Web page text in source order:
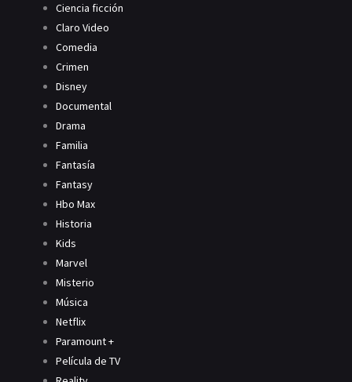
Ciencia ficción
Claro Video
Comedia
Crimen
Disney
Documental
Drama
Familia
Fantasía
Fantasy
Hbo Max
Historia
Kids
Marvel
Misterio
Música
Netflix
Paramount +
Película de TV